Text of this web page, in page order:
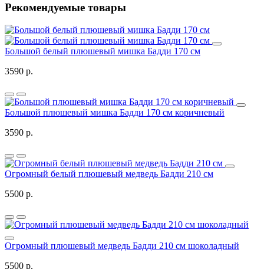
Рекомендуемые товары
Большой белый плюшевый мишка Бадди 170 см
3590 р.
Большой плюшевый мишка Бадди 170 см коричневый
3590 р.
Огромный белый плюшевый медведь Бадди 210 см
5500 р.
Огромный плюшевый медведь Бадди 210 см шоколадный
5500 р.